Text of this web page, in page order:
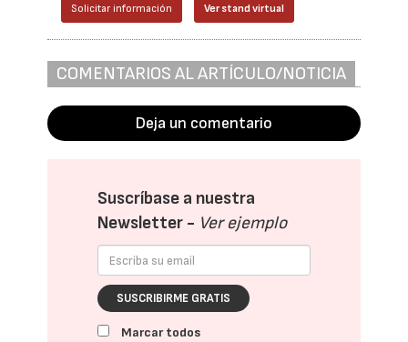
Solicitar información Ver stand virtual
COMENTARIOS AL ARTÍCULO/NOTICIA
Deja un comentario
Suscríbase a nuestra
Newsletter - Ver ejemplo
SUSCRIBIRME GRATIS
Marcar todos